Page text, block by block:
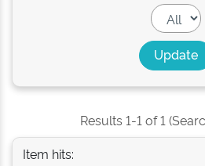
Results 1-1 of 1
Item hits: